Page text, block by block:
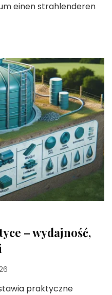
einen strahlenderen
– wydajność,
praktyczne